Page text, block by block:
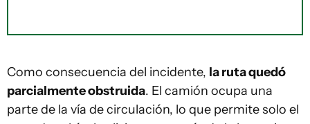
Como consecuencia del incidente, la ruta quedó
parcialmente obstruida. El camión ocupa una
parte de la vía de circulación, lo que permite solo el